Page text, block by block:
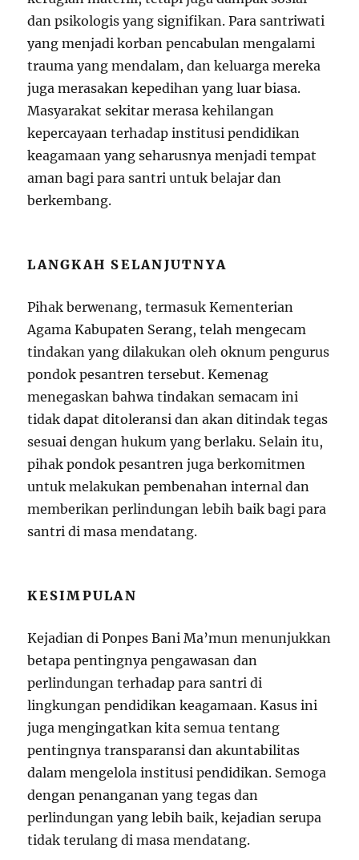
dan psikologis yang signifikan. Para santriwati
yang menjadi korban pencabulan mengalami
trauma yang mendalam, dan keluarga mereka
juga merasakan kepedihan yang luar biasa.
Masyarakat sekitar merasa kehilangan
kepercayaan terhadap institusi pendidikan
keagamaan yang seharusnya menjadi tempat
aman bagi para santri untuk belajar dan
berkembang.
LANGKAH SELANJUTNYA
Pihak berwenang, termasuk Kementerian
Agama Kabupaten Serang, telah mengecam
tindakan yang dilakukan oleh oknum pengurus
pondok pesantren tersebut. Kemenag
menegaskan bahwa tindakan semacam ini
tidak dapat ditoleransi dan akan ditindak tegas
sesuai dengan hukum yang berlaku. Selain itu,
pihak pondok pesantren juga berkomitmen
untuk melakukan pembenahan internal dan
memberikan perlindungan lebih baik bagi para
santri di masa mendatang.
KESIMPULAN
Kejadian di Ponpes Bani Ma’mun menunjukkan
betapa pentingnya pengawasan dan
perlindungan terhadap para santri di
lingkungan pendidikan keagamaan. Kasus ini
juga mengingatkan kita semua tentang
pentingnya transparansi dan akuntabilitas
dalam mengelola institusi pendidikan. Semoga
dengan penanganan yang tegas dan
perlindungan yang lebih baik, kejadian serupa
tidak terulang di masa mendatang.